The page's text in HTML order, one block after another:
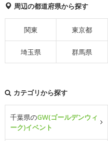
周辺の都道府県から探す
関東 東京都
埼玉県 群馬県
カテゴリから探す
千葉県のGW(ゴールデンウィ
ーク)イベント